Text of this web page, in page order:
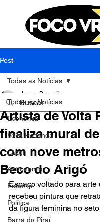
Post
Todas as Notícias
Economia
Volta Redonda
Lazer
Astronomia
Esporte
Política
Barra do Piraí
Todas as Notícias
Artista de Volta
finaliza mural
com nove
Beco do Arigó
Lucas Brandão
26 de out. de 2023
Espaço voltado para arte
recebeu pintura que
da figura feminina no